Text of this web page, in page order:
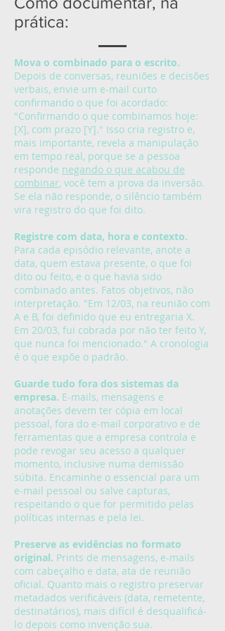
prática:
Mova o combinado para o escrito.
Depois de conversas, reuniões e decisões
verbais, envie um e-mail curto
confirmando o que foi acordado:
"Confirmando o que combinamos hoje:
[X], com prazo [Y]." Isso cria registro e,
mais importante, revela a manipulação
em tempo real, porque se a pessoa
responde negando o que acabou de
combinar, você tem a prova da inversão.
Se ela não responde, o silêncio também
vira registro do que foi dito.
Registre com data, hora e contexto.
Para cada episódio relevante, anote a
data, quem estava presente, o que foi
dito ou feito, e o que havia sido
combinado antes. Fatos objetivos, não
interpretação. "Em 12/03, na reunião com
A e B, foi definido que eu entregaria X.
Em 20/03, fui cobrada por não ter feito Y,
que nunca foi mencionado." A cronologia
é o que expõe o padrão.
Guarde tudo fora dos sistemas da
empresa. E-mails, mensagens e
anotações devem ter cópia em local
pessoal, fora do e-mail corporativo e de
ferramentas que a empresa controla e
pode revogar seu acesso a qualquer
momento, inclusive numa demissão
súbita. Encaminhe o essencial para um
e-mail pessoal ou salve capturas,
respeitando o que for permitido pelas
políticas internas e pela lei.
Preserve as evidências no formato
original. Prints de mensagens, e-mails
com cabeçalho e data, ata de reunião
oficial. Quanto mais o registro preservar
metadados verificáveis (data, remetente,
destinatários), mais difícil é desqualificá-
lo depois como invenção sua.